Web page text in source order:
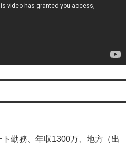
勤務、年収1300万、地方（出